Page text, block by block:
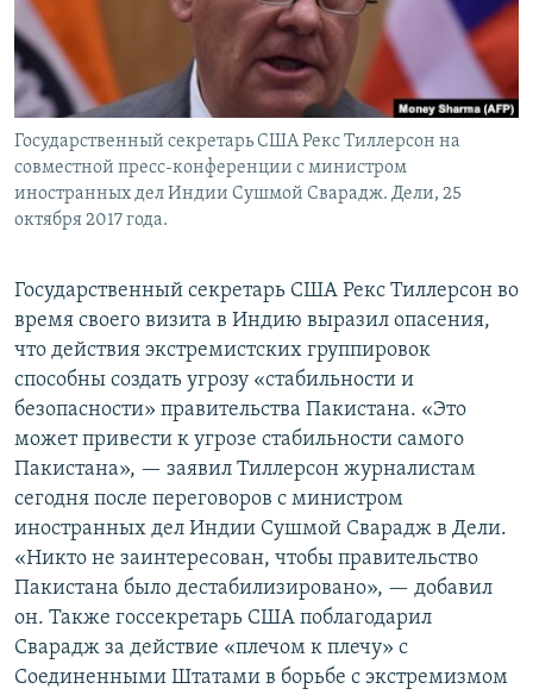
Государственный секретарь США Рекс Тиллерсон на
совместной пресс-конференции с министром
иностранных дел Индии Сушмой Сварадж. Дели, 25
октября 2017 года.
Государственный секретарь США Рекс Тиллерсон во
время своего визита в Индию выразил опасения,
что действия экстремистских группировок
способны создать угрозу «стабильности и
безопасности» правительства Пакистана. «Это
может привести к угрозе стабильности самого
Пакистана», — заявил Тиллерсон журналистам
сегодня после переговоров с министром
иностранных дел Индии Сушмой Сварадж в Дели.
«Никто не заинтересован, чтобы правительство
Пакистана было дестабилизировано», — добавил
он. Также госсекретарь США поблагодарил
Сварадж за действие «плечом к плечу» с
Соединенными Штатами в борьбе с экстремизмом